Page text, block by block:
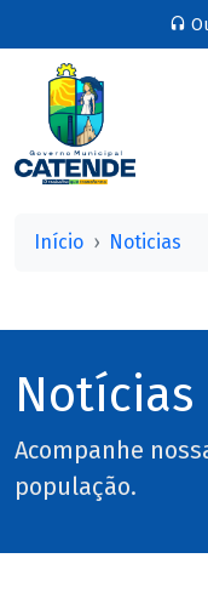
Início Noticias
Notícias
Acompanhe
população.